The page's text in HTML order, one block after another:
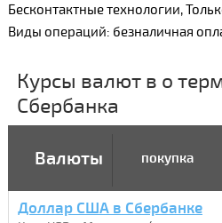
Бесконтактные технологии,
Виды операций: безналичная
Курсы валют в о
Сбербанка
Валюты покупка
Доллар США в Сбербанке